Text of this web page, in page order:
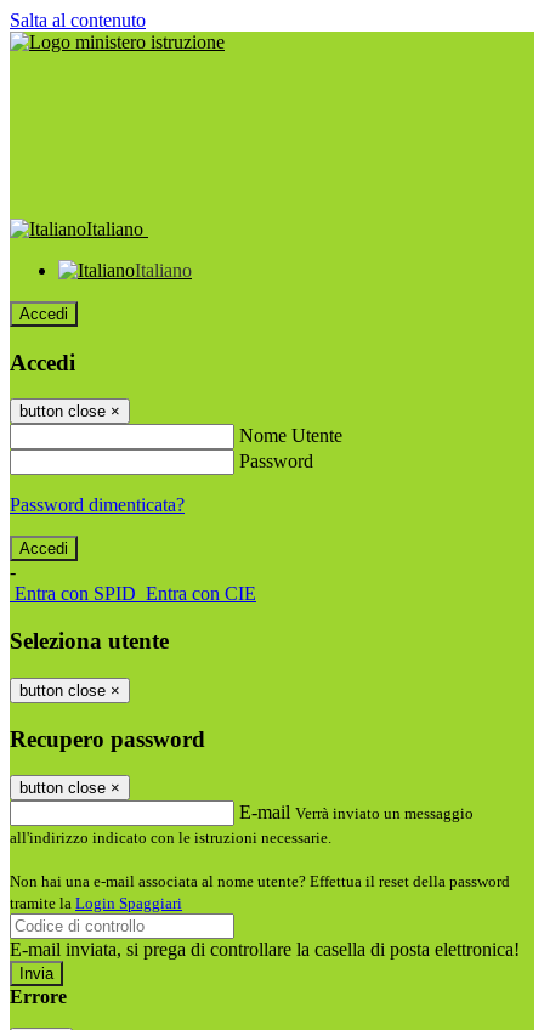
Salta al contenuto
Italiano
Italiano
Accedi
Accedi
button close ×
Nome Utente
Password
Password dimenticata?
-
Entra con SPID Entra con CIE
Seleziona utente
button close ×
Recupero password
button close ×
E-mail Verrà inviato un messaggio
all'indirizzo indicato con le istruzioni necessarie.
Non hai una e-mail associata al nome utente? Effettua il reset della password
tramite la Login Spaggiari
E-mail inviata, si prega di controllare la casella di posta elettronica!
Errore